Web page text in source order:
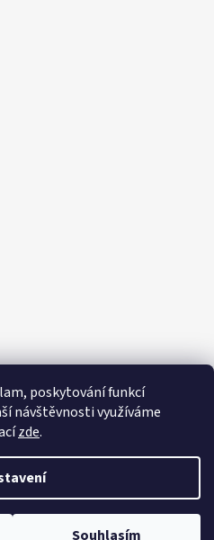
poskytování funkcí
návštěvnosti využíváme
zde.
Souhlasím
Shoptet